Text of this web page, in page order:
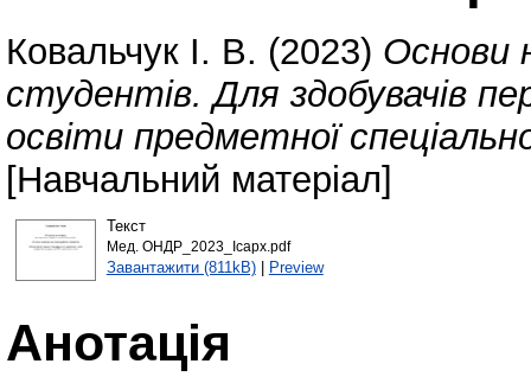
Ковальчук І. В. (2023) Основи
студентів. Для здобувачів
освіти предметної
[Навчальний матеріал]
Текст
Мед. ОНДР_2023_Ісарх.pdf
Завантажити (811kB)| Preview
Анотація